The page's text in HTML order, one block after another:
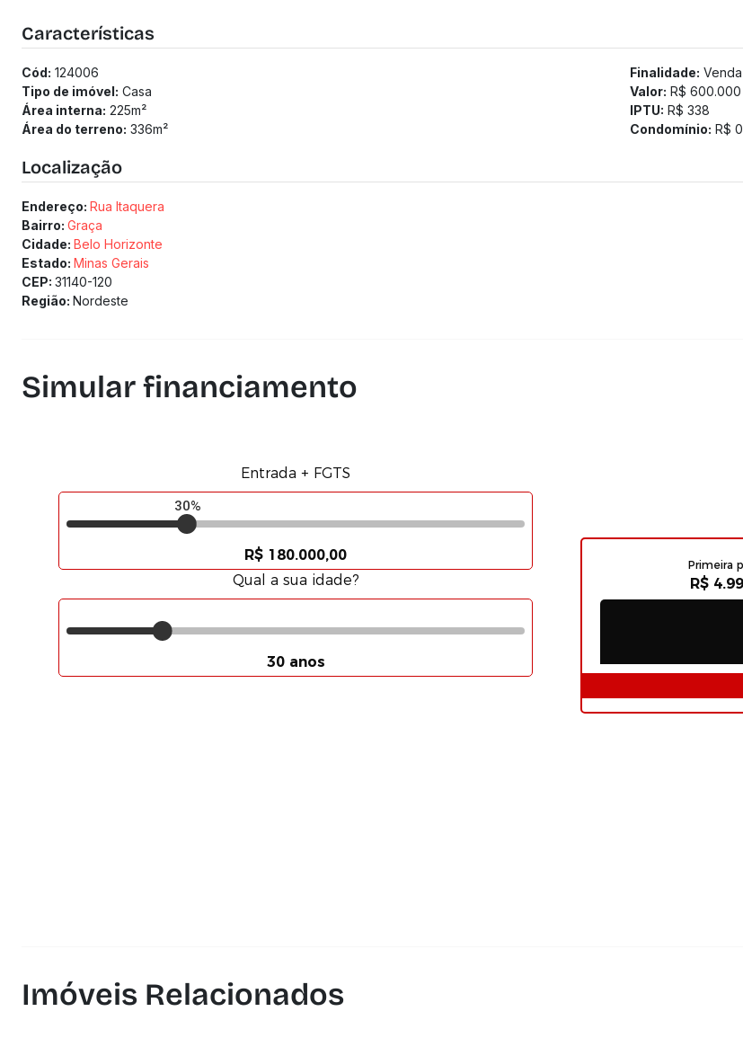
Cozinha
Banheiro social
Garagem:
3 vagas, garantindo espaço para todos os veículos
Localização: Excelente localização no Bairro da Graça, ideal para investimento.
(Os preços e informações poderão sofrer mudanças. Solicitamos a confirmação com nossa equipe.)
Características
Cód: 124006
Tipo de imóvel: Casa
Área interna: 225m²
Área do terreno: 336m²
Finalidade: Venda
Valor: R$ 600.000
IPTU: R$ 338
Condomínio: R$ 0
Localização
Endereço: Rua Itaquera
Bairro: Graça
Cidade: Belo Horizonte
Estado: Minas Gerais
CEP: 31140-120
Região: Nordeste
Simular financiamento
Imóveis Relacionados